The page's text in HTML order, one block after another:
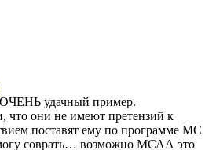
ОЧЕНЬ удачный пример.
что они не имеют претензий к
поставят ему по программе МС
соврать… возможно МСАА это